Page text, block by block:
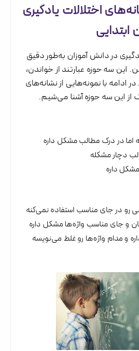
اختلالات یادگیری
ابتدایی
در دانش آموزان به‌طور دقیق
این سه حوزه عبارتند از خواندن،
ادامه با نمونه‌هایی از نشانه‌های
از این سه حوزه آشنا می‌شیم.
در درک مطالب مشکل داره
دچار مشکله
داره
رو در جای مناسب استفاده نمی‌کنه
و جای مناسب واژه‌ها مشکل داره
و مدام واژه‌ها رو غلط می‌نویسه